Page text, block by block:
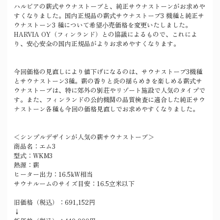
ハルビアの薪式サウナストーブと、純正サウナストーンがお求めや
すくなりました。国内正規品の薪式サウナストーブ3 機種と純正サ
ウナストーン3 種について希望⼩売価格を変更いたしました。
HARVIA OY（フィンランド）との協議によるもので、これによ
り、安⼼安全の国内正規品がよりお求めやすくなります。
今回価格の見直しにより値下げになるのは、サウナストーブ3機種
とサウナストーン3種。薪の香りと炎の揺らめきを楽しめる薪式サ
ウナストーブは、特に郊外の別荘やリゾート施設で人気のタイプで
す。また、フィンランドの公的機関の品質検査に適合した純正サウ
ナストーン各種も今回の価格見直しでお求めやすくなりました。
＜シンプルデザインが人気の薪サウナストーブ＞
商品名：エム3
型式：WKM3
熱源：薪
ヒーター出力：16.5kW相当
サウナルームのサイズ目安：16.5立米以下
旧価格（税込）：691,152円
↓